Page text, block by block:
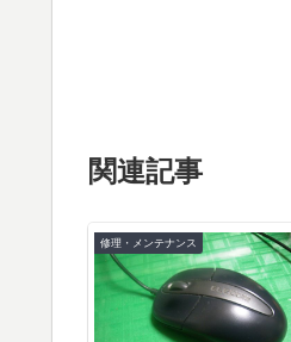
関連記事
修理・メンテナンス